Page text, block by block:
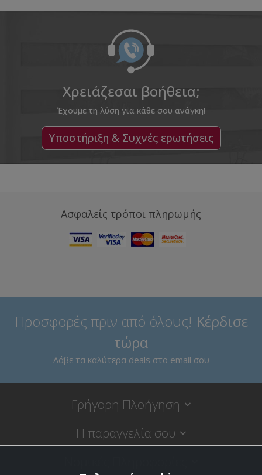
Χρειάζεσαι βοήθεια;
Έχουμε τη λύση για κάθε σου ανάγκη!
Υποστήριξη & Συχνές ερωτήσεις
Ασφαλείς τρόποι πληρωμής
Προσφορές πριν από όλους! Κέρδισε
τώρα
Λάβε τα καλύτερα deals στο email σου
Γρήγορη Πλοήγηση
Η παραγγελία σου